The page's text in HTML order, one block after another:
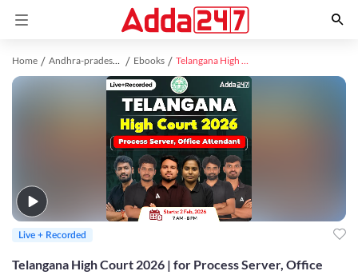
Home Andhra-pradesh study material Ebooks Telangana High Court 2026 | for Process Server, Office Attendant | Online Classes By Adda247 | Online Live Classes by Adda 247
Telangana High Court 2026 | for Process Server, Office
Live + Recorded